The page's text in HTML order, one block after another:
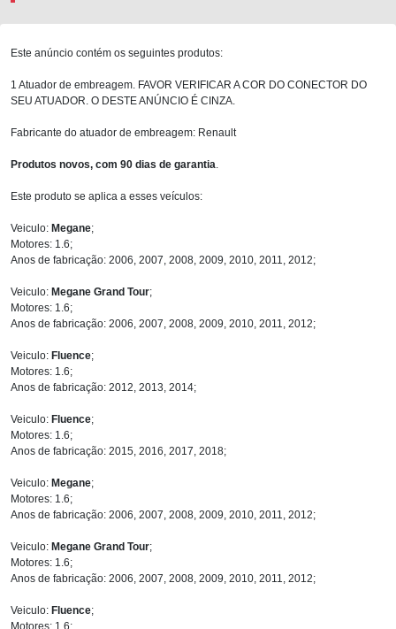
Este anúncio contém os seguintes produtos:
1 Atuador de embreagem. FAVOR VERIFICAR A COR DO CONECTOR DO
SEU ATUADOR. O DESTE ANÚNCIO É CINZA.
Fabricante do atuador de embreagem: Renault
Produtos novos, com 90 dias de garantia
Este produto se aplica a esses veículos:
Veiculo: Megane;
Motores: 1.6;
Anos de fabricação: 2006, 2007, 2008, 2009, 2010, 2011, 2012;
Veiculo: Megane Grand Tour;
Motores: 1.6;
Anos de fabricação: 2006, 2007, 2008, 2009, 2010, 2011, 2012;
Veiculo: Fluence;
Motores: 1.6;
Anos de fabricação: 2012, 2013, 2014;
Veiculo: Fluence;
Motores: 1.6;
Anos de fabricação: 2015, 2016, 2017, 2018;
Veiculo: Megane;
Motores: 1.6;
Anos de fabricação: 2006, 2007, 2008, 2009, 2010, 2011, 2012;
Veiculo: Megane Grand Tour;
Motores: 1.6;
Anos de fabricação: 2006, 2007, 2008, 2009, 2010, 2011, 2012;
Veiculo: Fluence;
Motores: 1.6;